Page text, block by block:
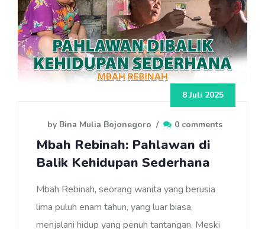
8 Juli 2025
by Bina Mulia Bojonegoro / 0 comments
Mbah Rebinah: Pahlawan di
Balik Kehidupan Sederhana
Mbah Rebinah, seorang wanita yang berusia
lima puluh enam tahun, yang luar biasa,
menjalani hidup yang penuh tantangan. Meski